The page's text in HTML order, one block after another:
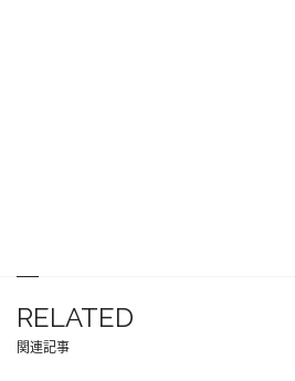
RELATED
関連記事